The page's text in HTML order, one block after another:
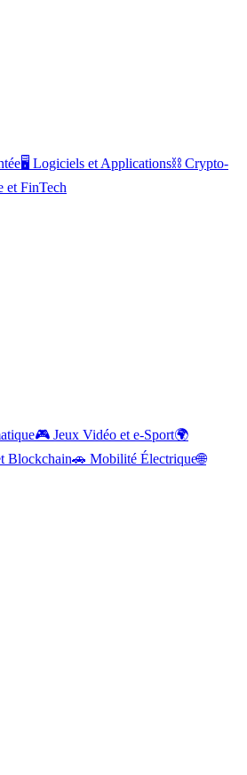
🖥️ Logiciels et Applications⛓️ Crypto-
et FinTech
🎮 Jeux Vidéo et e-Sport🌍
Blockchain🚗 Mobilité Électrique🌐